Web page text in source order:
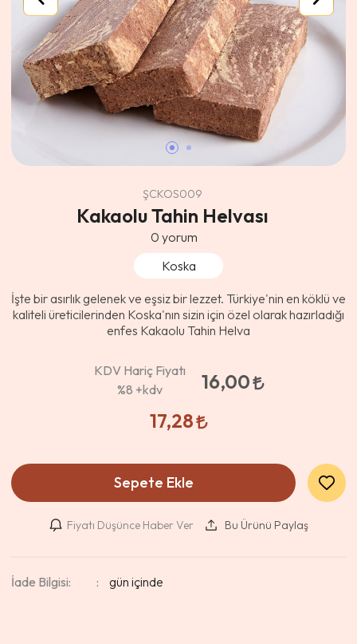
ŞCKOS009
Kakaolu Tahin Helvası
0 yorum
Koska
İşte bir asırlık gelenek ve eşsiz bir lezzet. Türkiye'nin en köklü ve
kaliteli üreticilerinden Koska'nın sizin için özel olarak hazırladığı
enfes Kakaolu Tahin Helva
KDV Hariç Fiyatı
%8 +kdv
16,00
17,28
Sepete Ekle
Fiyatı Düşünce Haber Ver Bu Ürünü Paylaş
İade Bilgisi: